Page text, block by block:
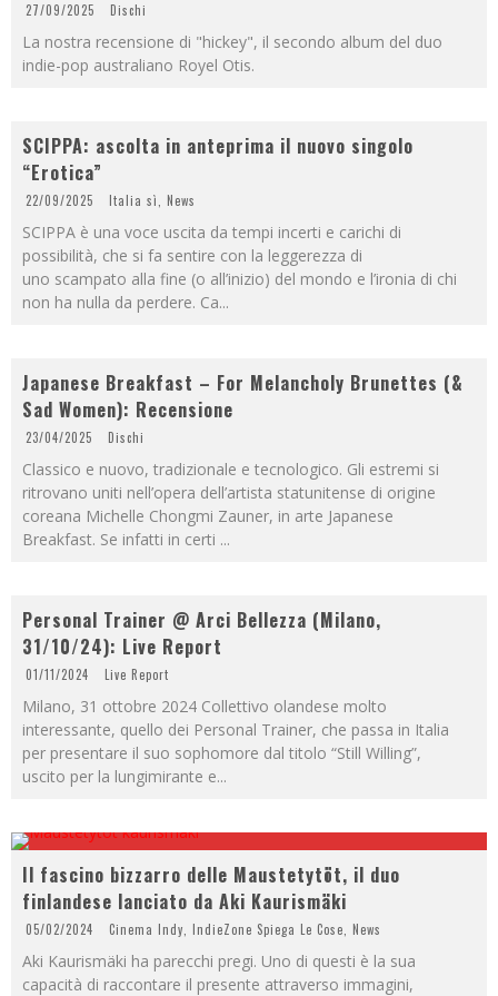
27/09/2025 Dischi
La nostra recensione di "hickey", il secondo album del duo
indie-pop australiano Royel Otis.
SCIPPA: ascolta in anteprima il nuovo singolo
“Erotica”
22/09/2025 Italia sì News
SCIPPA è una voce uscita da tempi incerti e carichi di
possibilità, che si fa sentire con la leggerezza di
uno scampato alla fine (o all’inizio) del mondo e l’ironia di chi
non ha nulla da perdere. Ca...
Japanese Breakfast – For Melancholy Brunettes (&
Sad Women): Recensione
23/04/2025 Dischi
Classico e nuovo, tradizionale e tecnologico. Gli estremi si
ritrovano uniti nell’opera dell’artista statunitense di origine
coreana Michelle Chongmi Zauner, in arte Japanese
Breakfast. Se infatti in certi ...
Personal Trainer @ Arci Bellezza (Milano,
31/10/24): Live Report
01/11/2024 Live Report
Milano, 31 ottobre 2024 Collettivo olandese molto
interessante, quello dei Personal Trainer, che passa in Italia
per presentare il suo sophomore dal titolo “Still Willing”,
uscito per la lungimirante e...
Il fascino bizzarro delle Maustetytöt, il duo
finlandese lanciato da Aki Kaurismäki
05/02/2024 Cinema Indy IndieZone Spiega Le Cose News
Aki Kaurismäki ha parecchi pregi. Uno di questi è la sua
capacità di raccontare il presente attraverso immagini,